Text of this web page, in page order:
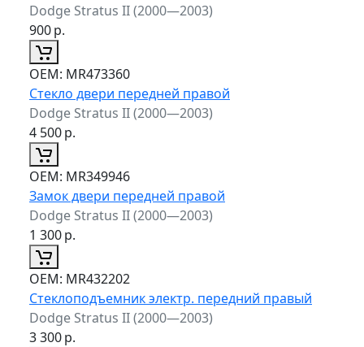
Dodge Stratus II (2000—2003)
900р.
ОЕМ: MR473360
Стекло двери передней правой
Dodge Stratus II (2000—2003)
4 500р.
ОЕМ: MR349946
Замок двери передней правой
Dodge Stratus II (2000—2003)
1 300р.
ОЕМ: MR432202
Стеклоподъемник электр. передний правый
Dodge Stratus II (2000—2003)
3 300р.